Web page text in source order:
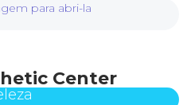
Center
para abri-la